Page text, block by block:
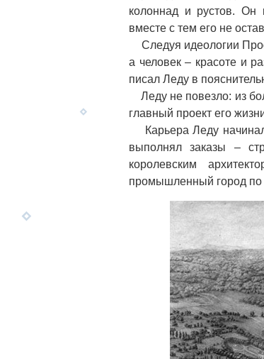
колоннад и рустов. Он
вместе с тем его не
Следуя идеологии
а человек – красоте и
писал Леду в
Леду не повезло: из
главный проект его
Карьера Леду
выполнял заказы –
королевским
промышленный город по